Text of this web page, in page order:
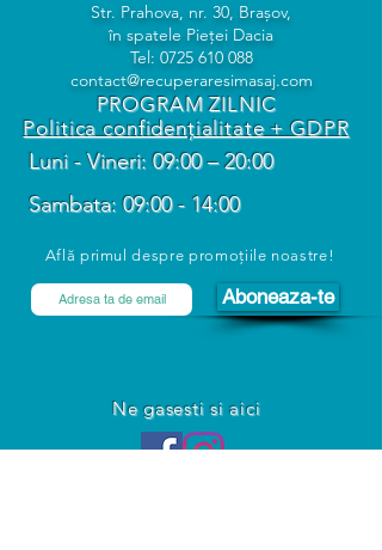
Str. Prahova, nr. 30, Brașov,
în spatele Pieței Dacia
Tel: 0725 610 088
contact@recuperaresimasaj.com
PROGRAM ZILNIC
Politica confidențialitate + GDPR
Luni - Vineri: 09:00 – 20:00
Sambata: 09:00 - 14:00
Află primul despre promoțiile noastre!
Aboneaza-te
Ne gasesti si aici